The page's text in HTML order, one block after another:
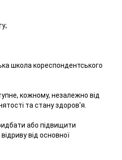
школа кореспондентського
кожному, незалежно від
та стану здоров'я.
або підвищити
від основної